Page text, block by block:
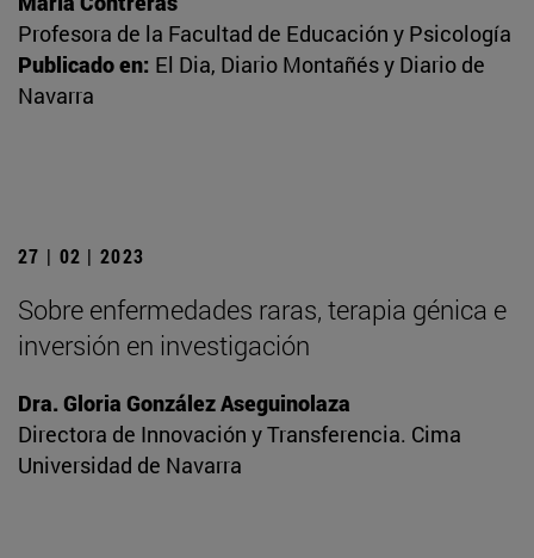
Profesora de la Facultad de Educación y Psicología
Publicado en: El Dia, Diario Montañés y Diario de
Navarra
27 | 02 | 2023
Sobre enfermedades raras, terapia génica e
inversión en investigación
Dra. Gloria González Aseguinolaza
Directora de Innovación y Transferencia. Cima
Universidad de Navarra